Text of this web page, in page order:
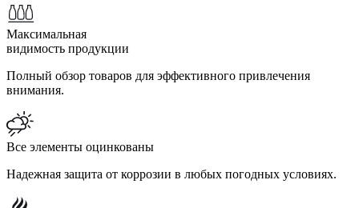
Максимальная
видимость продукции
Полный обзор товаров для эффективного привлечения
внимания.
Все элементы оцинкованы
Надежная защита от коррозии в любых погодных условиях.